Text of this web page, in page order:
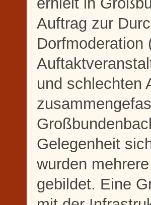
Auftrag zur
Dorfmoderation
und schlechten
Gelegenheit
wurden
gebildet. Eine